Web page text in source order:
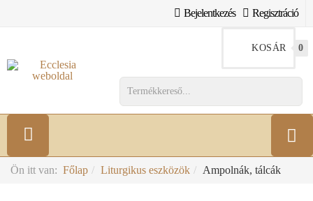
Bejelentkezés Regisztráció
KOSÁR 0
Ön itt van: Főlap Liturgikus eszközök Ampolnák, tálcák